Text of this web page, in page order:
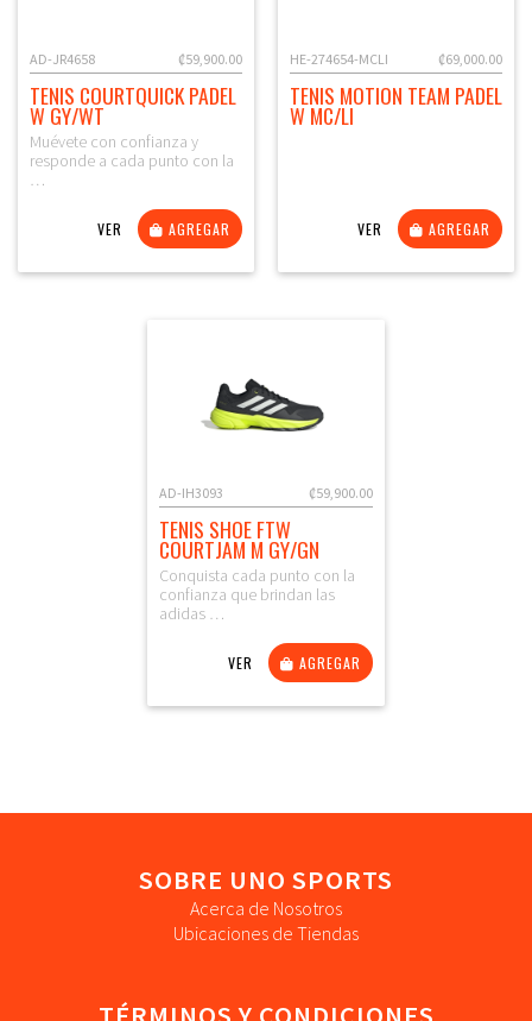
₡59,900.00
AD-JR4658
TENIS COURTQUICK PADEL
W GY/WT
Muévete con confianza y
responde a cada punto con la
…
VER AGREGAR
₡69,000.00
HE-274654-MCLI
TENIS MOTION TEAM PADEL
W MC/LI
VER AGREGAR
₡59,900.00
AD-IH3093
TENIS SHOE FTW
COURTJAM M GY/GN
Conquista cada punto con la
confianza que brindan las
adidas …
VER AGREGAR
SOBRE UNO SPORTS
Acerca de Nosotros
Ubicaciones de Tiendas